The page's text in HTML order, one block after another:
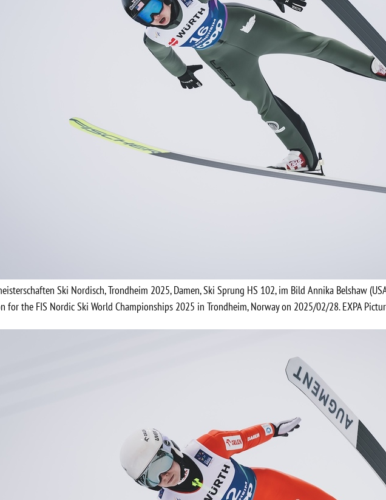
Ski Nordisch, Trondheim 2025, Damen, Ski Sprung HS 102, im Bild Annika Belshaw
for the FIS Nordic Ski World Championships 2025 in Trondheim, Norway on 2025/02/28. EXPA